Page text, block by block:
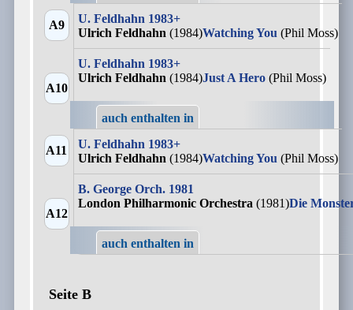
A9
U. Feldhahn 1983+
Ulrich Feldhahn (1984)Watching You (Phil Moss)
A10
U. Feldhahn 1983+
Ulrich Feldhahn (1984)Just A Hero (Phil Moss)
auch enthalten in
A11
U. Feldhahn 1983+
Ulrich Feldhahn (1984)Watching You (Phil Moss)
A12
B. George Orch. 1981
London Philharmonic Orchestra (1981)Die
auch enthalten in
Seite B